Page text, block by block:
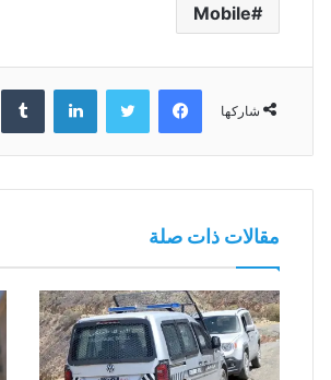
Mobile
شاركها
فيسبوك تويتر لينكدإن
مقالات ذات صلة